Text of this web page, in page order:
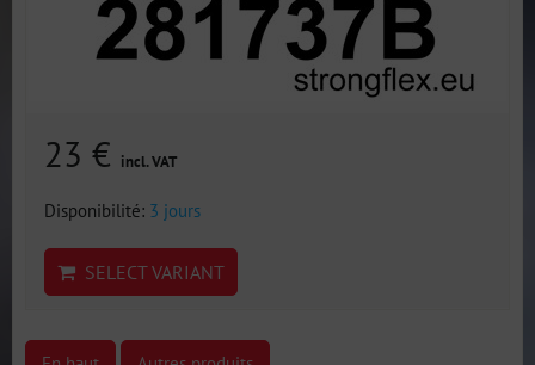
23 € incl. VAT
Disponibilité: 3 jours
SELECT VARIANT